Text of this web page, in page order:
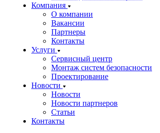
Компания
О компании
Вакансии
Партнеры
Контакты
Услуги
Сервисный центр
Монтаж систем безопасности
Проектирование
Новости
Новости
Новости партнеров
Статьи
Контакты